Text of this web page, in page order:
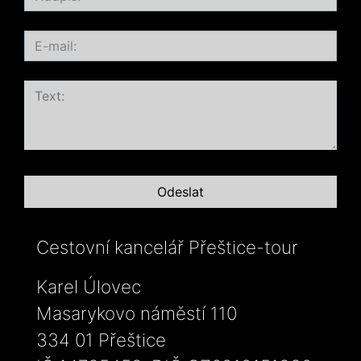
Cestovní kancelář Přeštice-tour
Karel Úlovec
Masarykovo náměstí 110
334 01 Přeštice